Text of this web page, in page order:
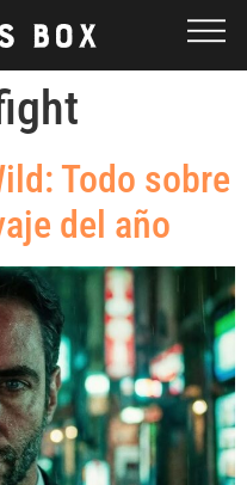
Todo sobre
del año